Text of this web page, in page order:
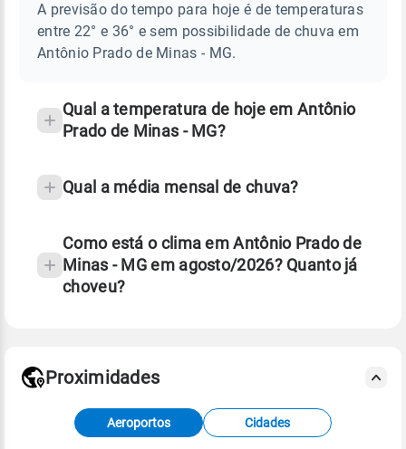
ANTÔNIO
PRADO
MINAS
sobre
chuva
A previsão do tempo para hoje é de temperaturas
entre 22° e 36° e sem possibilidade de chuva em
Antônio Prado de Minas - MG.
Qual a temperatura de hoje em Antônio
Prado de Minas - MG?
Qual a média mensal de chuva?
Como está o clima em Antônio Prado de
Minas - MG em agosto/2026? Quanto já
choveu?
Fonte: dados combinados de estações
meteorológicas e satélite do Centro de Previsão
Proximidades
Aeroportos Cidades